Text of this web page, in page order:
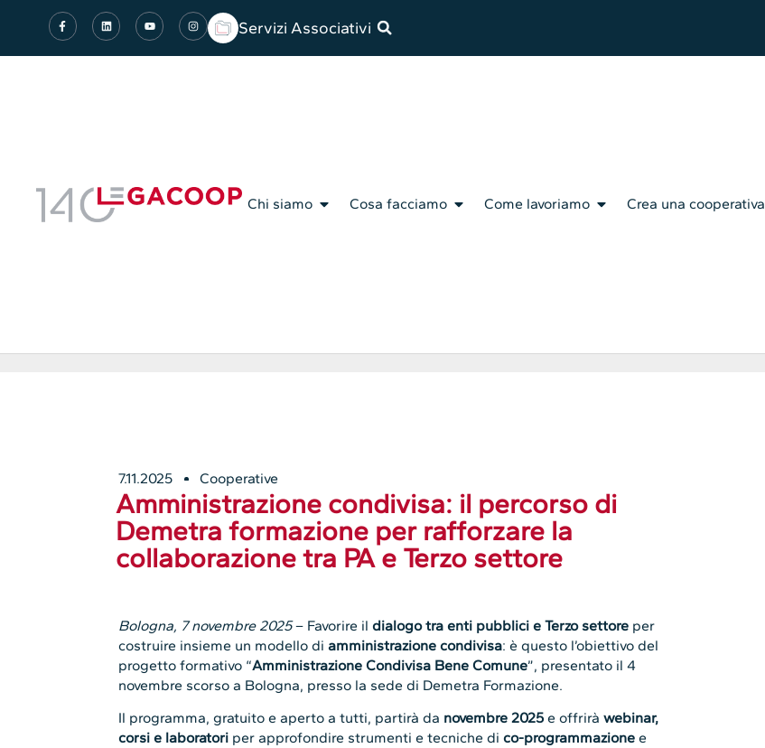
Servizi Associativi
Chi siamo Cosa facciamo Come lavoriamo Crea una cooperativa
7.11.2025 Cooperative
Amministrazione condivisa: il percorso di
Demetra formazione per rafforzare la
collaborazione tra PA e Terzo settore
Bologna, 7 novembre 2025– Favorire ildialogo tra enti pubblici e Terzo settore per
costruire insieme un modello diamministrazione condivisa: è questo l’obiettivo del
progetto formativo “Amministrazione Condivisa Bene Comune”, presentato il 4
novembre scorso a Bologna, presso la sede di Demetra Formazione.
Il programma, gratuito e aperto a tutti, partirà da novembre 2025e offriràwebinar,
corsi e laboratori per approfondire strumenti e tecniche dico-programmazione e